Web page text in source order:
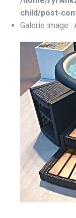
child/post-
Galerie image :